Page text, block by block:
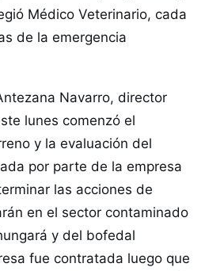
Médico Veterinario, cada
de la emergencia
Navarro, director
lunes comenzó el
y la evaluación del
por parte de la empresa
las acciones de
en el sector contaminado
y del bofedal
fue contratada luego que